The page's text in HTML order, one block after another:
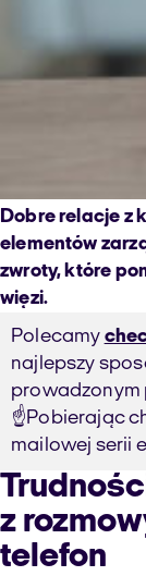
Dobre relacje z
elementów
zwroty, które
więzi.
Polecamy
najlepszy
prowadzonym
☝️Pobierając
mailowej serii
z
telefon